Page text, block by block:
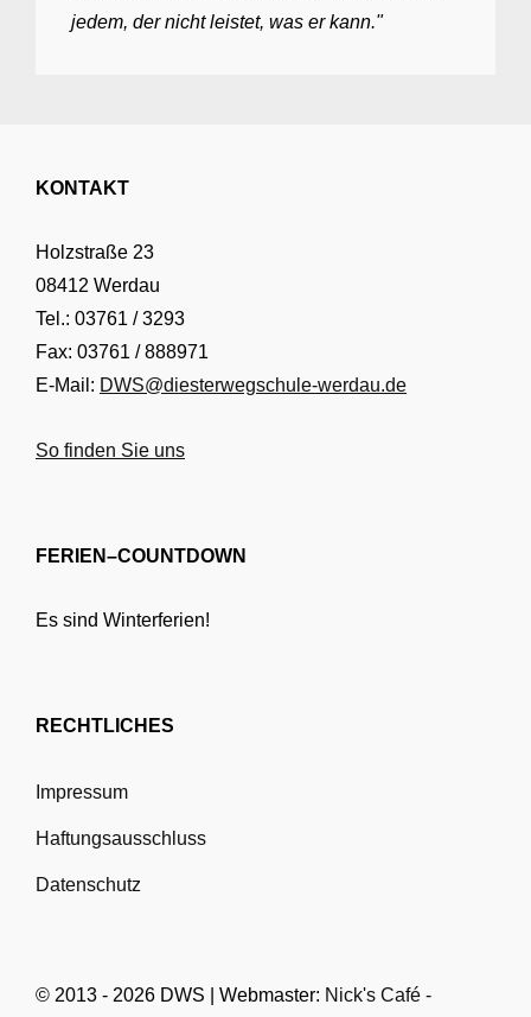
jedem, der nicht leistet, was er kann."
KONTAKT
Holzstraße 23
08412 Werdau
Tel.: 03761 / 3293
Fax: 03761 / 888971
E-Mail: DWS@diesterwegschule-werdau.de
So finden Sie uns
FERIEN–COUNTDOWN
Es sind Winterferien!
RECHTLICHES
Impressum
Haftungsausschluss
Datenschutz
© 2013 - 2026 DWS | Webmaster: Nick's Café -